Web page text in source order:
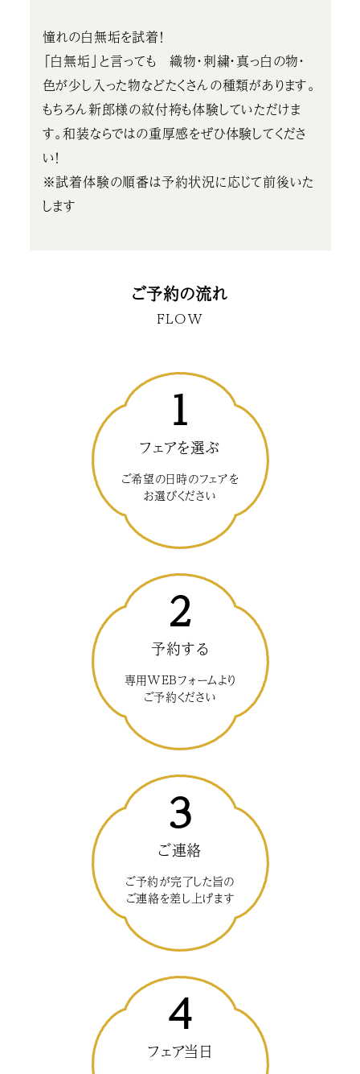
憧れの白無垢を試着！
「白無垢」と言っても 織物・刺繍・真っ白の物・
色が少し入った物などたくさんの種類があります。
もちろん新郎様の紋付袴も体験していただけま
す。和装ならではの重厚感をぜひ体験してくださ
い！
※試着体験の順番は予約状況に応じて前後いた
します
ご予約の流れ
FLOW
1
フェアを選ぶ
ご希望の日時のフェアを
お選びください
2
予約する
専用WEBフォームより
ご予約ください
3
ご連絡
ご予約が完了した旨の
ご連絡を差し上げます
4
フェア当日